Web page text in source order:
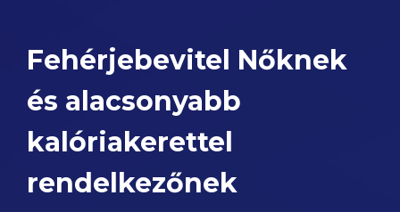
Fehérjebevitel Nőknek
és alacsonyabb
kalóriakerettel
rendelkezőnek